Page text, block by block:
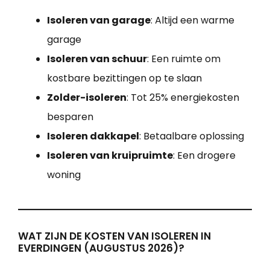
Isoleren van garage: Altijd een warme
garage
Isoleren van schuur: Een ruimte om
kostbare bezittingen op te slaan
Zolder-isoleren: Tot 25% energiekosten
besparen
Isoleren dakkapel: Betaalbare oplossing
Isoleren van kruipruimte: Een drogere
woning
WAT ZIJN DE KOSTEN VAN ISOLEREN IN
EVERDINGEN (AUGUSTUS 2026)?